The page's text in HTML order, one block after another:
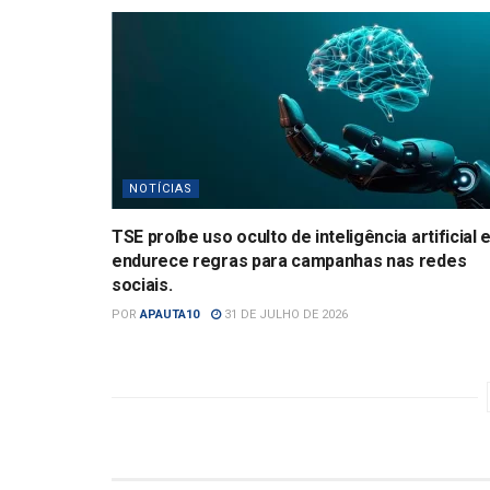
NOTÍCIAS
TSE proíbe uso oculto de inteligência artificial e
endurece regras para campanhas nas redes
sociais.
POR APAUTA10 31 DE JULHO DE 2026